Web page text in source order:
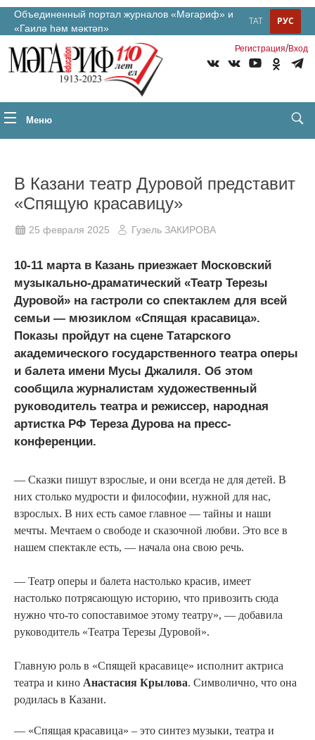
Объединенный портал журналов «Мәгариф» и
«Гаилә һәм мәктәп»
РУС
ТАТ
Регистрация/Вход
Меню
В Казани театр Дуровой представит
«Спящую красавицу»
25 февраля 2025 Гузель ЗАКИРОВА
10-11 марта в Казань приезжает Московский
музыкально-драматический «Театр Терезы
Дуровой» на гастроли со спектаклем для всей
семьи — мюзиклом «Спящая красавица».
Показы пройдут на сцене Татарского
академического государственного театра оперы
и балета имени Мусы Джалиля. Об этом
сообщила журналистам художественный
руководитель театра и режиссер, народная
артистка РФ Тереза Дурова на пресс-
конференции.
— Сказки пишут взрослые, и они всегда не для детей. В
них столько мудрости и философии, нужной для нас,
взрослых. В них есть самое главное — тайны и наши
мечты. Мечтаем о свободе и сказочной любви. Это все в
нашем спектакле есть, — начала она свою речь.
— Театр оперы и балета настолько красив, имеет
настолько потрясающую историю, что привозить сюда
нужно что-то сопоставимое этому театру», — добавила
руководитель «Театра Терезы Дуровой».
Главную роль в «Спящей красавице» исполнит актриса
театра и кино Анастасия Крылова. Символично, что она
родилась в Казани.
— «Спящая красавица» – это синтез музыки, театра и